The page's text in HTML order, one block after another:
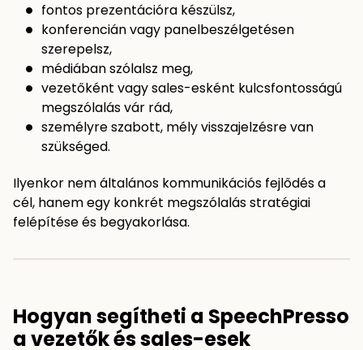
fontos prezentációra készülsz,
konferencián vagy panelbeszélgetésen
szerepelsz,
médiában szólalsz meg,
vezetőként vagy sales-esként kulcsfontosságú
megszólalás vár rád,
személyre szabott, mély visszajelzésre van
szükséged.
Ilyenkor nem általános kommunikációs fejlődés a
cél, hanem egy konkrét megszólalás stratégiai
felépítése és begyakorlása.
Hogyan segítheti a SpeechPresso
a vezetők és sales-esek